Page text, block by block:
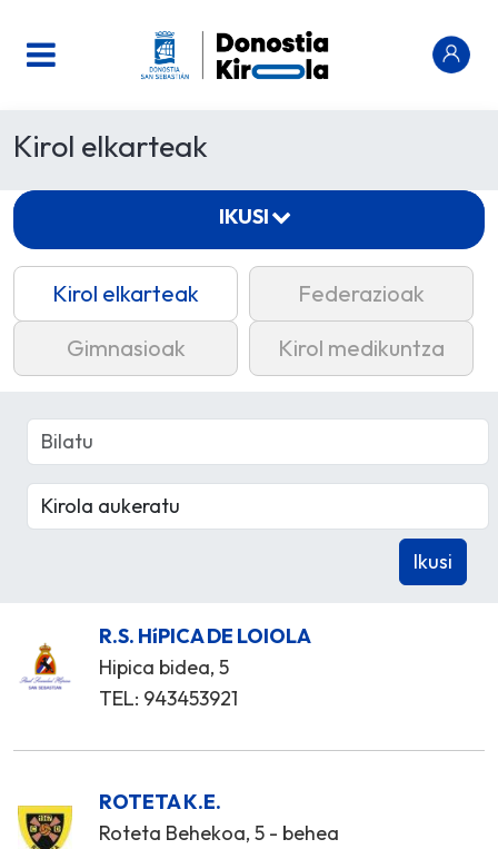
Kirol elkarteak
Kirol elkarteak
Federazioak
Gimnasioak
Kirol medikuntza
R.S. HíPICA DE LOIOLA
Hipica bidea, 5
TEL: 943453921
ROTETA K.E.
Roteta Behekoa, 5 - behea
IKUSI